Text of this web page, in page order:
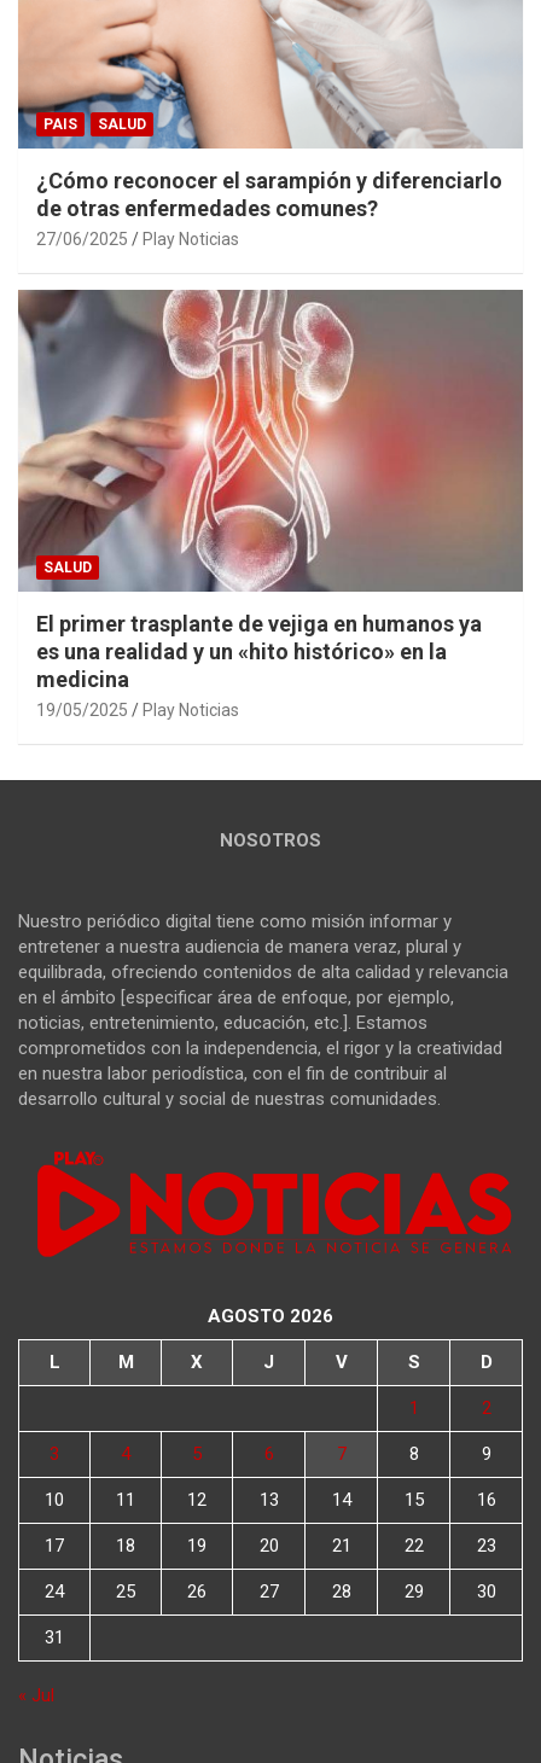
PAIS SALUD
¿Cómo reconocer el sarampión y diferenciarlo
de otras enfermedades comunes?
27/06/2025 Play Noticias
SALUD
El primer trasplante de vejiga en humanos ya
es una realidad y un «hito histórico» en la
medicina
19/05/2025 Play Noticias
NOSOTROS
Nuestro periódico digital tiene como misión informar y
entretener a nuestra audiencia de manera veraz, plural y
equilibrada, ofreciendo contenidos de alta calidad y relevancia
en el ámbito [especificar área de enfoque, por ejemplo,
noticias, entretenimiento, educación, etc.]. Estamos
comprometidos con la independencia, el rigor y la creatividad
en nuestra labor periodística, con el fin de contribuir al
desarrollo cultural y social de nuestras comunidades.
AGOSTO 2026
L M X J V S D
1 2
3 4 5 6 7 8 9
10 11 12 13 14 15 16
17 18 19 20 21 22 23
24 25 26 27 28 29 30
31
« Jul